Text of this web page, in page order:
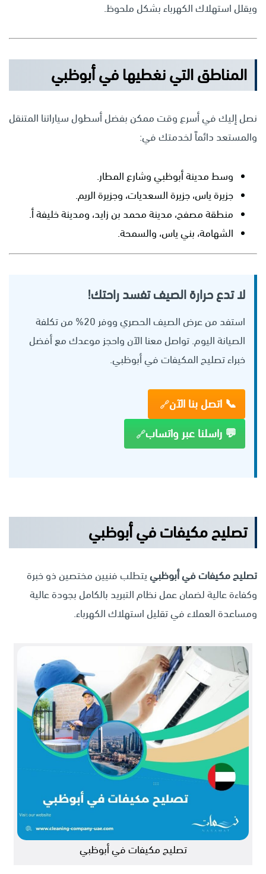
ويقلل استهلاك الكهرباء بشكل ملحوظ.
المناطق التي نغطيها في أبوظبي
نصل إليك في أسرع وقت ممكن بفضل أسطول سياراتنا المتنقل
والمستعد دائماً لخدمتك في:
وسط مدينة أبوظبي وشارع المطار.
جزيرة ياس، جزيرة السعديات، وجزيرة الريم.
منطقة مصفح، مدينة محمد بن زايد، ومدينة خليفة أ.
الشهامة، بني ياس، والسمحة.
لا تدع حرارة الصيف تفسد راحتك!
استفد من عرض الصيف الحصري ووفر 20% من تكلفة
الصيانة اليوم. تواصل معنا الآن واحجز موعدك مع أفضل
خبراء تصليح المكيفات في أبوظبي.
📞 اتصل بنا الآن
💬 راسلنا عبر واتساب
تصليح مكيفات في أبوظبي
تصليح مكيفات في أبوظبييتطلب فنيين مختصين ذو خبرة
وكفاءة عالية لضمان عمل نظام التبريد بالكامل بجودة عالية
ومساعدة العملاء في تقليل استهلاك الكهرباء.
تصليح مكيفات في أبوظبي